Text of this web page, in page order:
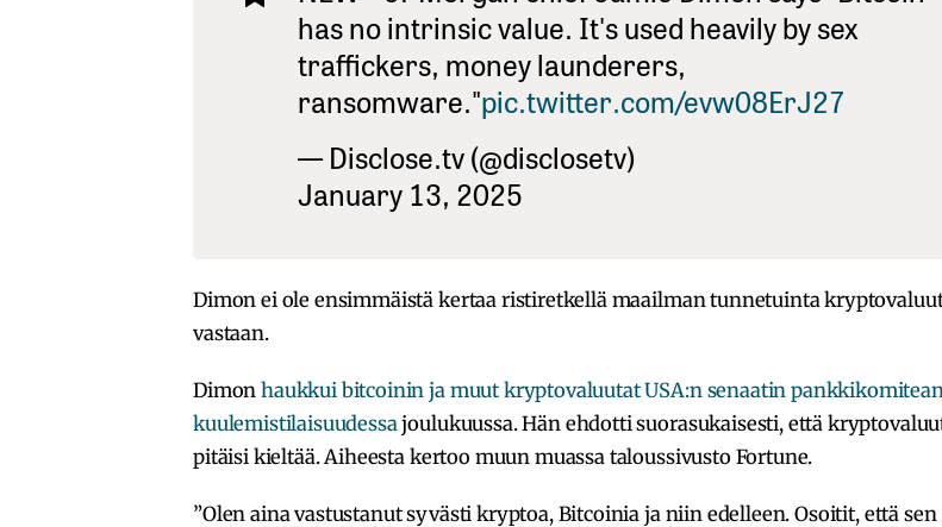
has no intrinsic value. It's used heavily by sex
traffickers, money launderers,
ransomware."pic.twitter.com/evw08ErJ27
— Disclose.tv (@disclosetv)
January 13, 2025
Dimon ei ole ensimmäistä kertaa ristiretkellä maailman tunnetuinta
vastaan.
Dimonhaukkui bitcoinin ja muut kryptovaluutat USA:n senaatin pankkikomitean
kuulemistilaisuudessa joulukuussa. Hän ehdotti suorasukaisesti, että
pitäisi kieltää. Aiheesta kertoo muun muassa taloussivusto Fortune.
”Olen aina vastustanut syvästi kryptoa, Bitcoinia ja niin edelleen. Osoitit, että sen